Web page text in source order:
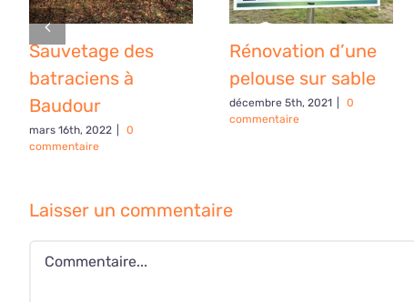
Sauvetage des
batraciens à
Baudour
mars 16th, 2022
0
commentaire
Rénovation d’une
pelouse sur sable
décembre 5th, 2021
0
commentaire
Laisser un commentaire
Commentaire